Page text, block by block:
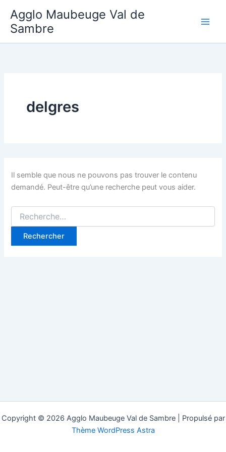
contenu
Agglo Maubeuge Val de
Sambre
delgres
Il semble que nous ne pouvons pas trouver le contenu
demandé. Peut-être qu’une recherche peut vous aider.
Rechercher :
Copyright © 2026 Agglo Maubeuge Val de Sambre | Propulsé par
Thème WordPress Astra